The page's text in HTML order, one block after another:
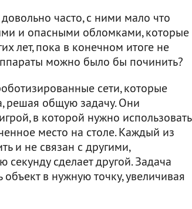
часто, с ними мало что
и опасными обломками, которые
лет, пока в конечном итоге не
можно было бы починить?
сети, которые
решая общую задачу. Они
в которой нужно использовать
место на столе. Каждый из
и не связан с другими,
секунду сделает другой. Задача
в нужную точку, увеличивая